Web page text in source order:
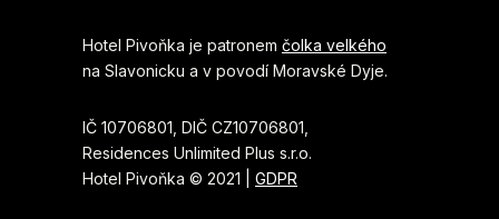
IČ 10706801, DIČ CZ10706801,
Residences Unlimited Plus s.r.o.
Hotel Pivoňka © 2021 | GDPR
Hotel Pivoňka je patronem čolka velkého
na Slavonicku a v povodí Moravské Dyje.